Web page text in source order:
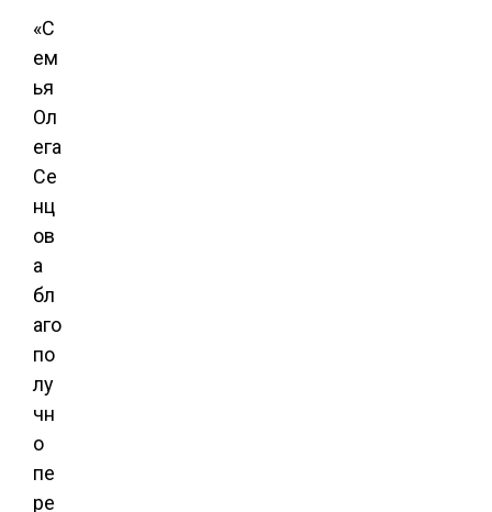
«С
ем
ья
Ол
ега
Се
нц
ов
а
бл
аго
по
лу
чн
о
пе
ре